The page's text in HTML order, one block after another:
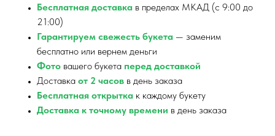
Бесплатная доставка в пределах МКАД (с 9:00 до
21:00)
Гарантируем свежесть букета — заменим
бесплатно или вернем деньги
Фото вашего букета перед доставкой
Доставка от 2 часов в день заказа
Бесплатная открытка к каждому букету
Доставка к точному времени в день заказа